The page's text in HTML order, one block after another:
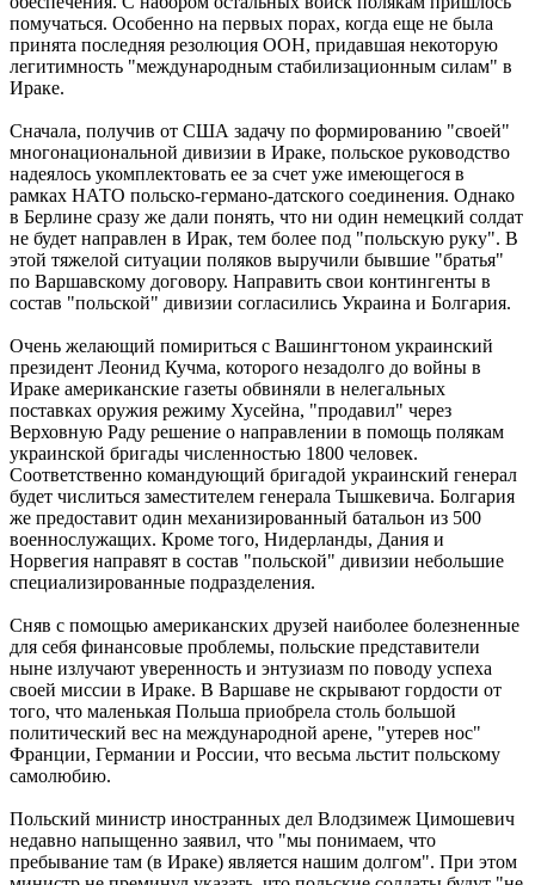
помучаться. Особенно на первых порах, когда еще не была
принята последняя резолюция ООН, придавшая некоторую
легитимность "международным стабилизационным силам" в
Ираке.
Сначала, получив от США задачу по формированию "своей"
многонациональной дивизии в Ираке, польское руководство
надеялось укомплектовать ее за счет уже имеющегося в
рамках НАТО польско-германо-датского соединения. Однако
в Берлине сразу же дали понять, что ни один немецкий солдат
не будет направлен в Ирак, тем более под "польскую руку". В
этой тяжелой ситуации поляков выручили бывшие "братья"
по Варшавскому договору. Направить свои контингенты в
состав "польской" дивизии согласились Украина и Болгария.
Очень желающий помириться с Вашингтоном украинский
президент Леонид Кучма, которого незадолго до войны в
Ираке американские газеты обвиняли в нелегальных
поставках оружия режиму Хусейна, "продавил" через
Верховную Раду решение о направлении в помощь полякам
украинской бригады численностью 1800 человек.
Соответственно командующий бригадой украинский генерал
будет числиться заместителем генерала Тышкевича. Болгария
же предоставит один механизированный батальон из 500
военнослужащих. Кроме того, Нидерланды, Дания и
Норвегия направят в состав "польской" дивизии небольшие
специализированные подразделения.
Сняв с помощью американских друзей наиболее болезненные
для себя финансовые проблемы, польские представители
ныне излучают уверенность и энтузиазм по поводу успеха
своей миссии в Ираке. В Варшаве не скрывают гордости от
того, что маленькая Польша приобрела столь большой
политический вес на международной арене, "утерев нос"
Франции, Германии и России, что весьма льстит польскому
самолюбию.
Польский министр иностранных дел Влодзимеж Цимошевич
недавно напыщенно заявил, что "мы понимаем, что
пребывание там (в Ираке) является нашим долгом". При этом